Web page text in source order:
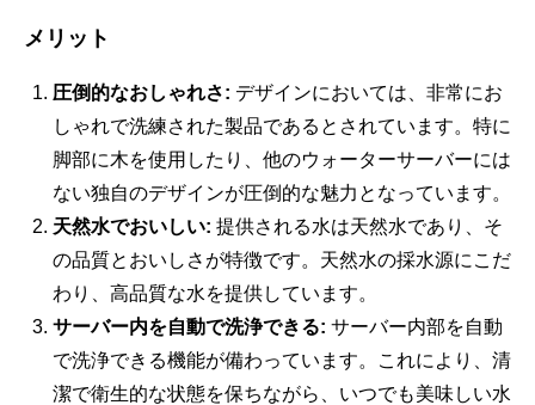
メリット
圧倒的なおしゃれさ: デザインにおいては、非常にお
しゃれで洗練された製品であるとされています。特に
脚部に木を使用したり、他のウォーターサーバーには
ない独自のデザインが圧倒的な魅力となっています。
天然水でおいしい: 提供される水は天然水であり、そ
の品質とおいしさが特徴です。天然水の採水源にこだ
わり、高品質な水を提供しています。
サーバー内を自動で洗浄できる: サーバー内部を自動
で洗浄できる機能が備わっています。これにより、清
潔で衛生的な状態を保ちながら、いつでも美味しい水